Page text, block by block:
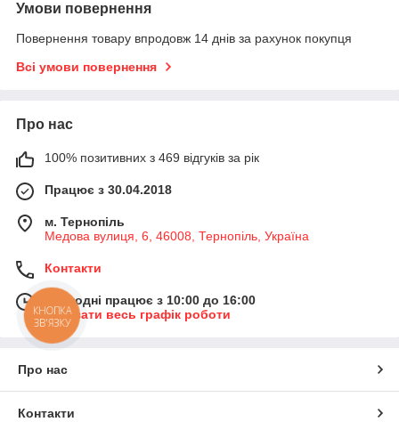
Умови повернення
Повернення товару впродовж 14 днів за рахунок покупця
Всі умови повернення
Про нас
100% позитивних з 469 відгуків за рік
Працює з 30.04.2018
м. Тернопіль
Медова вулиця, 6, 46008, Тернопіль, Україна
Контакти
Сьогодні працює з 10:00 до 16:00
Показати весь графік роботи
Про нас
Контакти
КНОПКА
ЗВ'ЯЗКУ